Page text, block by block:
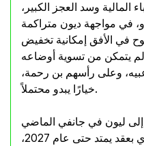
المالية وسد العجز الكبير،
25.7 مليون يورو، في مواجهة ديون متراكمة
وتلوح في الأفق إمكانية تخفيض
لم يتمكن من تسوية أوضاعه
وعلى رأسهم بن رحمة،
خيارًا يبدو محتملاً.
ليون في جانفي الماضي
قادمًا من وست هام الإنجليزي بعقد يمتد حتى عام 2027،